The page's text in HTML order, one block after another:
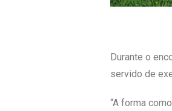
Durante o
servido de
“A forma